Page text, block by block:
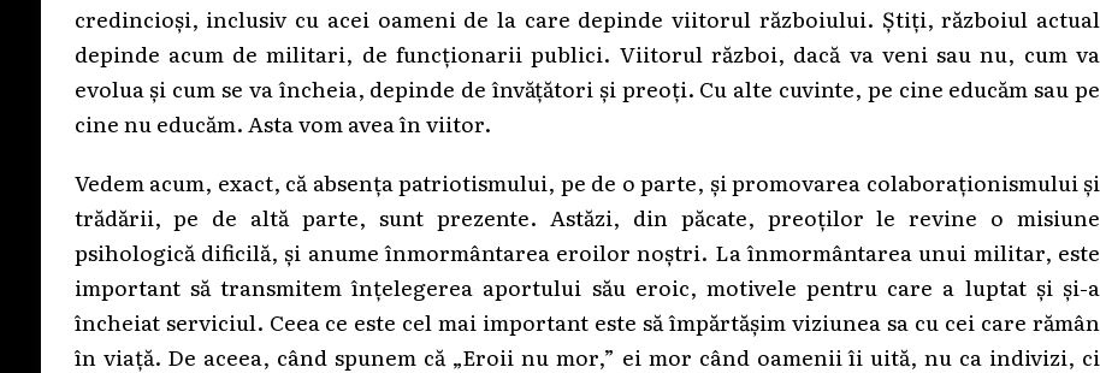
credincioși, inclusiv cu acei oameni de la care depinde viitorul războiului. Știți, războiul actual
depinde acum de militari, de funcționarii publici. Viitorul război, dacă va veni sau nu, cum va
evolua și cum se va încheia, depinde de învățători și preoți. Cu alte cuvinte, pe cine educăm sau pe
cine nu educăm. Asta vom avea în viitor.
Vedem acum, exact, că absența patriotismului, pe de o parte, și promovarea colaboraționismului și
trădării, pe de altă parte, sunt prezente. Astăzi, din păcate, preoților le revine o misiune
psihologică dificilă, și anume înmormântarea eroilor noștri. La înmormântarea unui militar, este
important să transmitem înțelegerea aportului său eroic, motivele pentru care a luptat și și-a
încheiat serviciul. Ceea ce este cel mai important este să împărtășim viziunea sa cu cei care rămân
în viață. De aceea, când spunem că „Eroii nu mor,” ei mor când oamenii îi uită, nu ca indivizi, ci